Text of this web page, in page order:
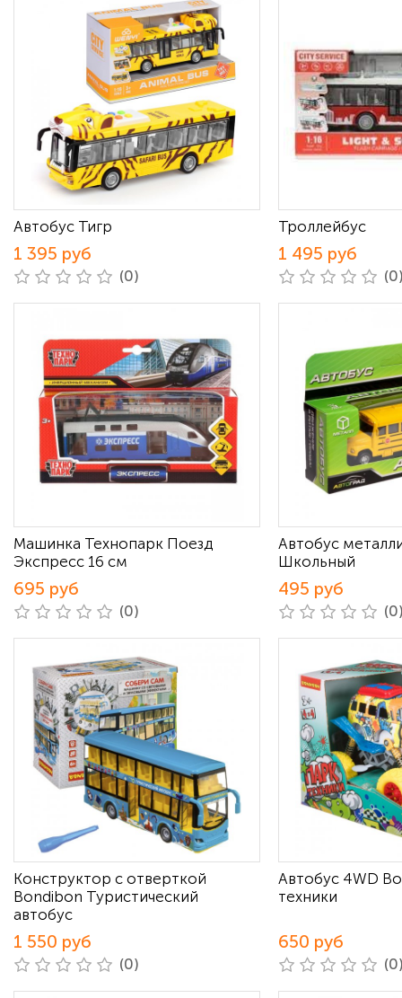
Автобус Тигр
1 395 руб
(0)
Троллейбус
1 495 руб
Машинка Технопарк Поезд
Экспресс 16 см
695 руб
(0)
Автобус
Школьный
495 руб
Конструктор с отверткой
Bondibon Туристический
автобус
1 550 руб
(0)
Автобус 4WD
техники
650 руб